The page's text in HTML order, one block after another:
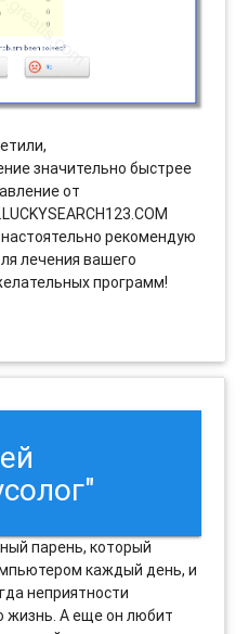
значительно быстрее
от
рекомендую
лечения вашего
программ!
парень, который
каждый день, и
неприятности
жизнь. А еще он любит